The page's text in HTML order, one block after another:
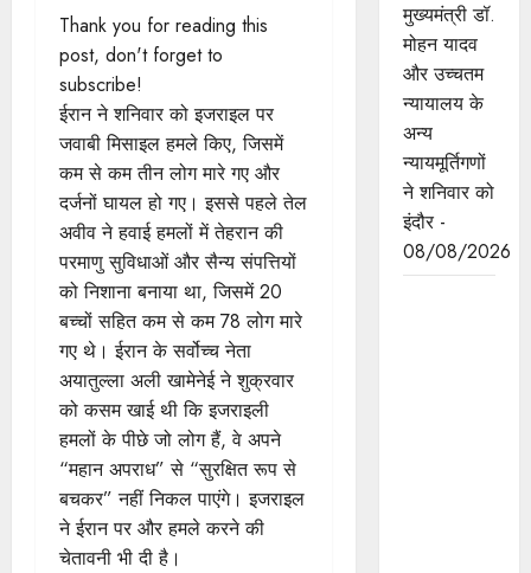
Thank you for reading this
post, don't forget to
subscribe!
ईरान ने शनिवार को इजराइल पर
जवाबी मिसाइल हमले किए, जिसमें
कम से कम तीन लोग मारे गए और
दर्जनों घायल हो गए। इससे पहले तेल
अवीव ने हवाई हमलों में तेहरान की
परमाणु सुविधाओं और सैन्य संपत्तियों
को निशाना बनाया था, जिसमें 20
बच्चों सहित कम से कम 78 लोग मारे
गए थे। ईरान के सर्वोच्च नेता
अयातुल्ला अली खामेनेई ने शुक्रवार
को कसम खाई थी कि इजराइली
हमलों के पीछे जो लोग हैं, वे अपने
“महान अपराध” से “सुरक्षित रूप से
बचकर” नहीं निकल पाएंगे। इजराइल
ने ईरान पर और हमले करने की
चेतावनी भी दी है।
मुख्यमंत्री डॉ.
मोहन यादव
और उच्चतम
न्यायालय के
अन्य
न्यायमूर्तिगणों
ने शनिवार को
इंदौर -
08/08/2026